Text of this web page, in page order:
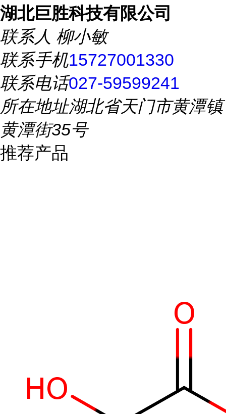
湖北巨胜科技有限公司
联系人 柳小敏
联系手机15727001330
联系电话027-59599241
所在地址湖北省天门市黄潭镇
黄潭街35号
推荐产品